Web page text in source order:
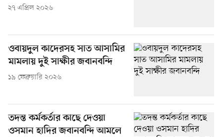
২৭ এপ্রিল ২০২৬
ওবায়দুল কাদেরসহ সাত আসামির
মামলায় দুই সাক্ষীর জবানবন্দি
১৯ ফেব্রুয়ারি ২০২৬
তদন্ত কর্মকর্তার কাছে দেওয়া
ওসমান হাদির জবানবন্দি আমলে